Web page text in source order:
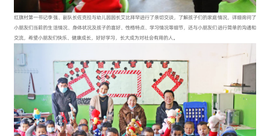
红旗村第一书记李强、副队长佐克拉与幼儿园园长艾比拜罕进行了亲切交谈，了解孩子们的家庭情况，详细询问了
小朋友们当前的生活情况、身体状况及孩子的喜好、性格特点、学习情况等细节，还与小朋友们进行简单的沟通和
交流，希望小朋友们快乐、健康成长，好好学习，长大成为对社会有用的人。